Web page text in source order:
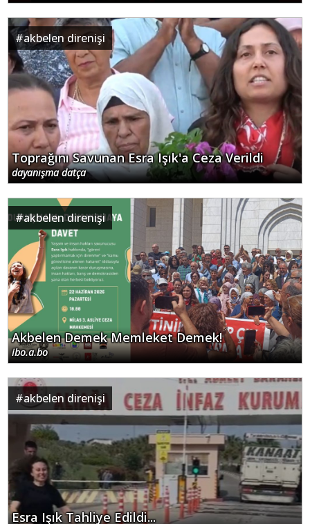
#akbelen direnişi
Toprağını Savunan Esra Işık'a Ceza Verildi
dayanışma datça
#akbelen direnişi
Akbelen Demek Memleket Demek!
ibo.a.bo
#akbelen direnişi
Esra Işık Tahliye Edildi...